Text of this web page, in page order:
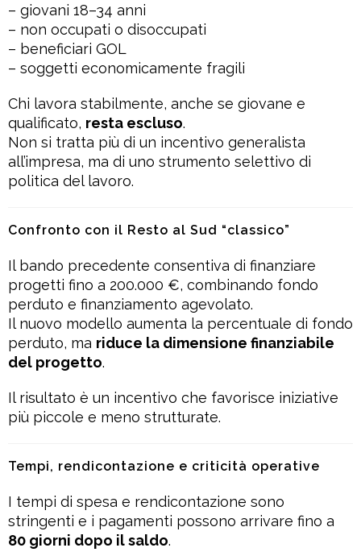
– giovani 18–34 anni
– non occupati o disoccupati
– beneficiari GOL
– soggetti economicamente fragili
Chi lavora stabilmente, anche se giovane e
qualificato, resta escluso.
Non si tratta più di un incentivo generalista
all’impresa, ma di uno strumento selettivo di
politica del lavoro.
Confronto con il Resto al Sud “classico”
Il bando precedente consentiva di finanziare
progetti fino a 200.000 €, combinando fondo
perduto e finanziamento agevolato.
Il nuovo modello aumenta la percentuale di fondo
perduto, ma riduce la dimensione finanziabile
del progetto.
Il risultato è un incentivo che favorisce iniziative
più piccole e meno strutturate.
Tempi, rendicontazione e criticità operative
I tempi di spesa e rendicontazione sono
stringenti e i pagamenti possono arrivare fino a
80 giorni dopo il saldo.